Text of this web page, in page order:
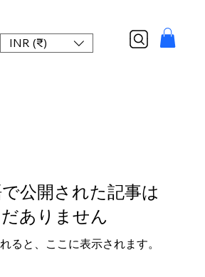
INR (₹)
公開された記事は
ありません
ると、ここに表示されます。